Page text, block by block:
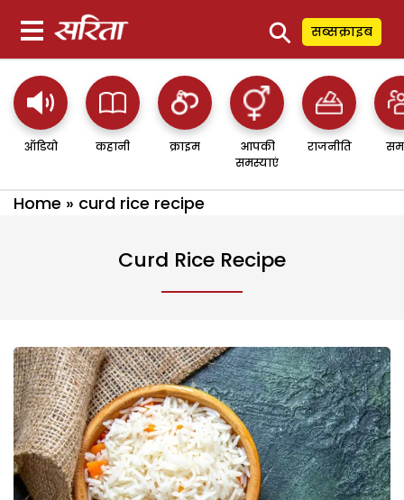
⚲ सब्सक्राइब
ऑडियो कहानी क्राइम
आपकी
समस्याएं
राजनीति
Home » curd rice recipe
Curd Rice Recipe